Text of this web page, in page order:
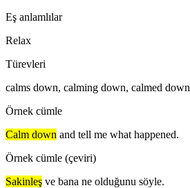
Eş anlamlılar
Relax
Türevleri
calms down, calming down, calmed down
Örnek cümle
Calm down and tell me what happened.
Örnek cümle (çeviri)
Sakinleş ve bana ne olduğunu söyle.